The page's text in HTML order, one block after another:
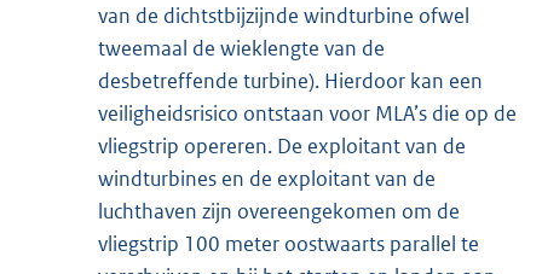
van de dichtstbijzijnde windturbine ofwel
tweemaal de wieklengte van de
desbetreffende turbine). Hierdoor kan een
veiligheidsrisico ontstaan voor MLA’s die op de
vliegstrip opereren. De exploitant van de
windturbines en de exploitant van de
luchthaven zijn overeengekomen om de
vliegstrip 100 meter oostwaarts parallel te